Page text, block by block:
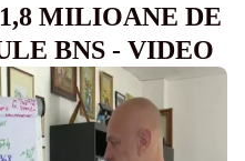
MILIOANE DE
BNS - VIDEO